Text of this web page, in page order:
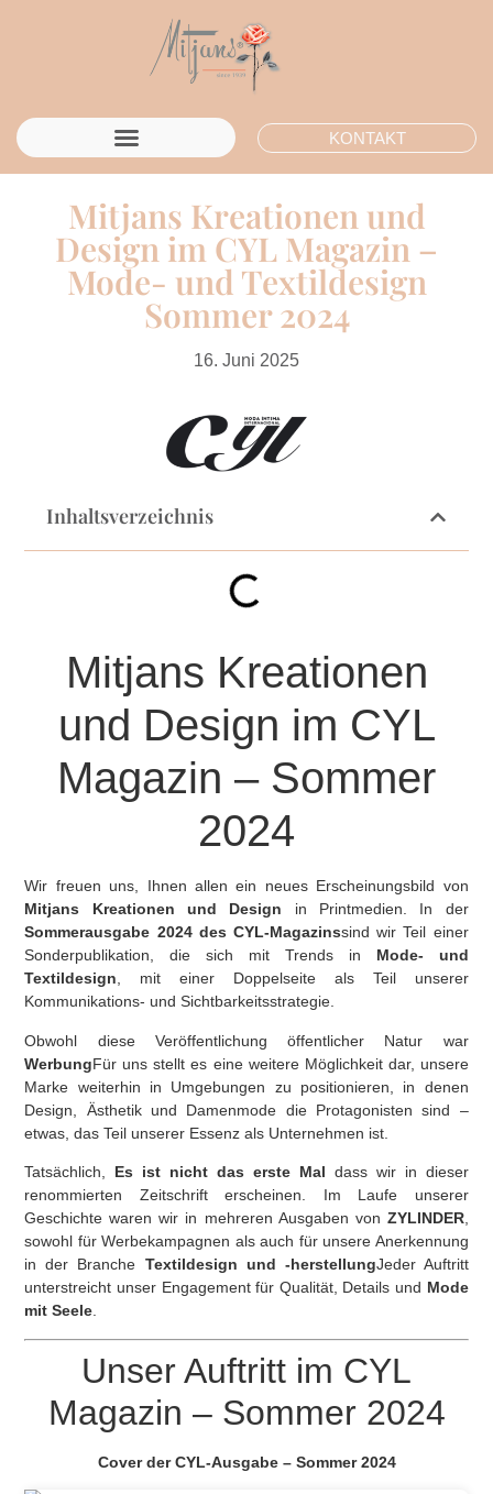
KONTAKT
Mitjans Kreationen und
Design im CYL Magazin –
Mode- und Textildesign
Sommer 2024
16. Juni 2025
Inhaltsverzeichnis
Mitjans Kreationen
und Design im CYL
Magazin – Sommer
2024
Wir freuen uns, Ihnen allen ein neues Erscheinungsbild von
Mitjans Kreationen und Design in Printmedien. In der
Sommerausgabe 2024 des CYL-Magazinssind wir Teil einer
Sonderpublikation, die sich mit Trends in Mode- und
Textildesign, mit einer Doppelseite als Teil unserer
Kommunikations- und Sichtbarkeitsstrategie.
Obwohl diese Veröffentlichung öffentlicher Natur war
WerbungFür uns stellt es eine weitere Möglichkeit dar, unsere
Marke weiterhin in Umgebungen zu positionieren, in denen
Design, Ästhetik und Damenmode die Protagonisten sind –
etwas, das Teil unserer Essenz als Unternehmen ist.
Tatsächlich, Es ist nicht das erste Mal dass wir in dieser
renommierten Zeitschrift erscheinen. Im Laufe unserer
Geschichte waren wir in mehreren Ausgaben von ZYLINDER,
sowohl für Werbekampagnen als auch für unsere Anerkennung
in der Branche Textildesign und -herstellungJeder Auftritt
unterstreicht unser Engagement für Qualität, Details und Mode
mit Seele
Unser Auftritt im CYL
Magazin – Sommer 2024
Cover der CYL-Ausgabe – Sommer 2024